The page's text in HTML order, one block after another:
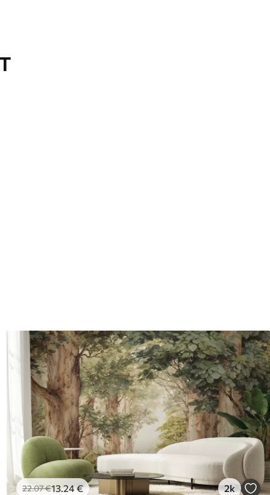
22.07€13.24€ 2k